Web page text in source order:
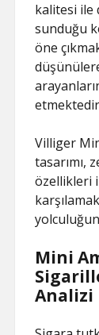
kalitesi ile
sunduğu
öne
Villiger
tasarımı,
özellikleri
Mini
Analizi